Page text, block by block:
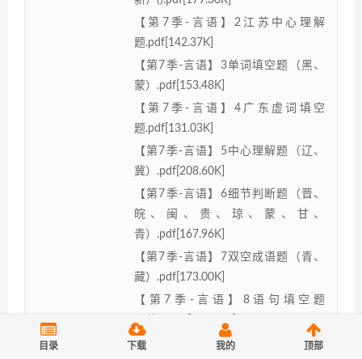
【第7季-言语】2江苏中心理解
题.pdf[142.37K]
【第7季-言语】3单词填空题（黑、
蒙）.pdf[153.48K]
【第7季-言语】4广东虚词填空
题.pdf[131.03K]
【第7季-言语】5中心理解题（辽、
冀）.pdf[208.60K]
【第7季-言语】6细节判断题（晋、
皖、闽、贵、琼、蒙、甘、
青）.pdf[167.96K]
【第7季-言语】7双空成语题（青、
藏）.pdf[173.00K]
【第7季-言语】8语句填空题
（蒙）.pdf[154.69K]
【第7季-言语】9江苏篇章阅读
目录 下载 我的 顶部